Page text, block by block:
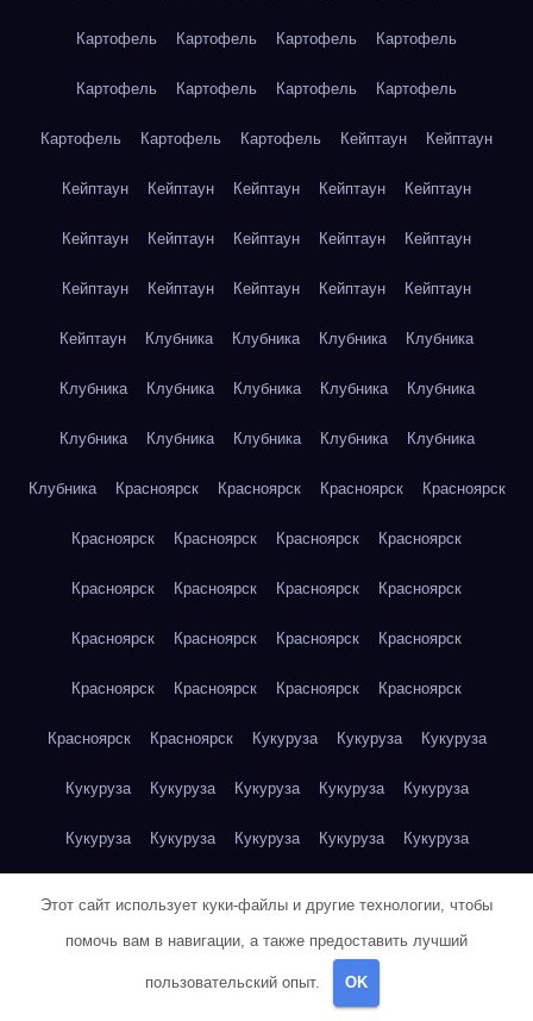
Картофель Картофель Картофель Картофель
Картофель Картофель Картофель Картофель
Картофель Картофель Картофель Кейптаун Кейптаун
Кейптаун Кейптаун Кейптаун Кейптаун Кейптаун
Кейптаун Кейптаун Кейптаун Кейптаун Кейптаун
Кейптаун Кейптаун Кейптаун Кейптаун Кейптаун
Кейптаун Клубника Клубника Клубника Клубника
Клубника Клубника Клубника Клубника Клубника
Клубника Клубника Клубника Клубника Клубника
Клубника Красноярск Красноярск Красноярск Красноярск
Красноярск Красноярск Красноярск Красноярск
Красноярск Красноярск Красноярск Красноярск
Красноярск Красноярск Красноярск Красноярск
Красноярск Красноярск Красноярск Красноярск
Красноярск Красноярск Кукуруза Кукуруза Кукуруза
Кукуруза Кукуруза Кукуруза Кукуруза Кукуруза
Кукуруза Кукуруза Кукуруза Кукуруза Кукуруза
Куриная грудка Куриная грудка Куриная грудка
Куриная грудка Куриная грудка Куриная грудка
Этот сайт использует куки-файлы и другие технологии, чтобы
помочь вам в навигации, а также предоставить лучший
пользовательский опыт. OK